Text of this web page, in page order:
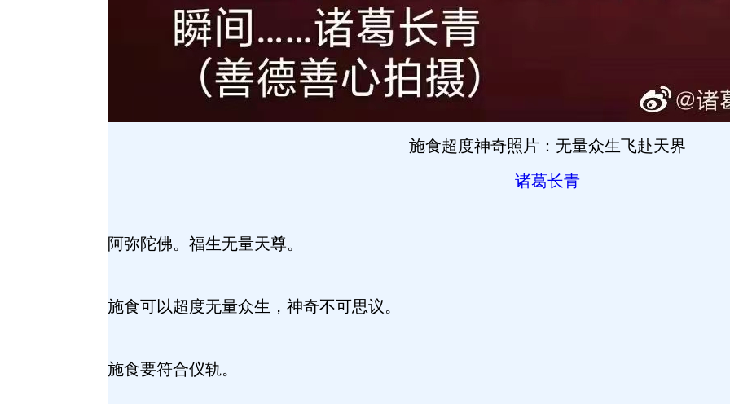
施食超度神奇照片：无量众生飞赴天界
诸葛长青
阿弥陀佛。福生无量天尊。
施食可以超度无量众生，神奇不可思议。
施食要符合仪轨。